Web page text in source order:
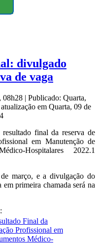
divulgado
de vaga
08h28 | Publicado: Quarta,
em Quarta, 09 de
final da reserva de
em Manutenção de
Hospitalares 2022.1
março, e a divulgação do
primeira chamada será na